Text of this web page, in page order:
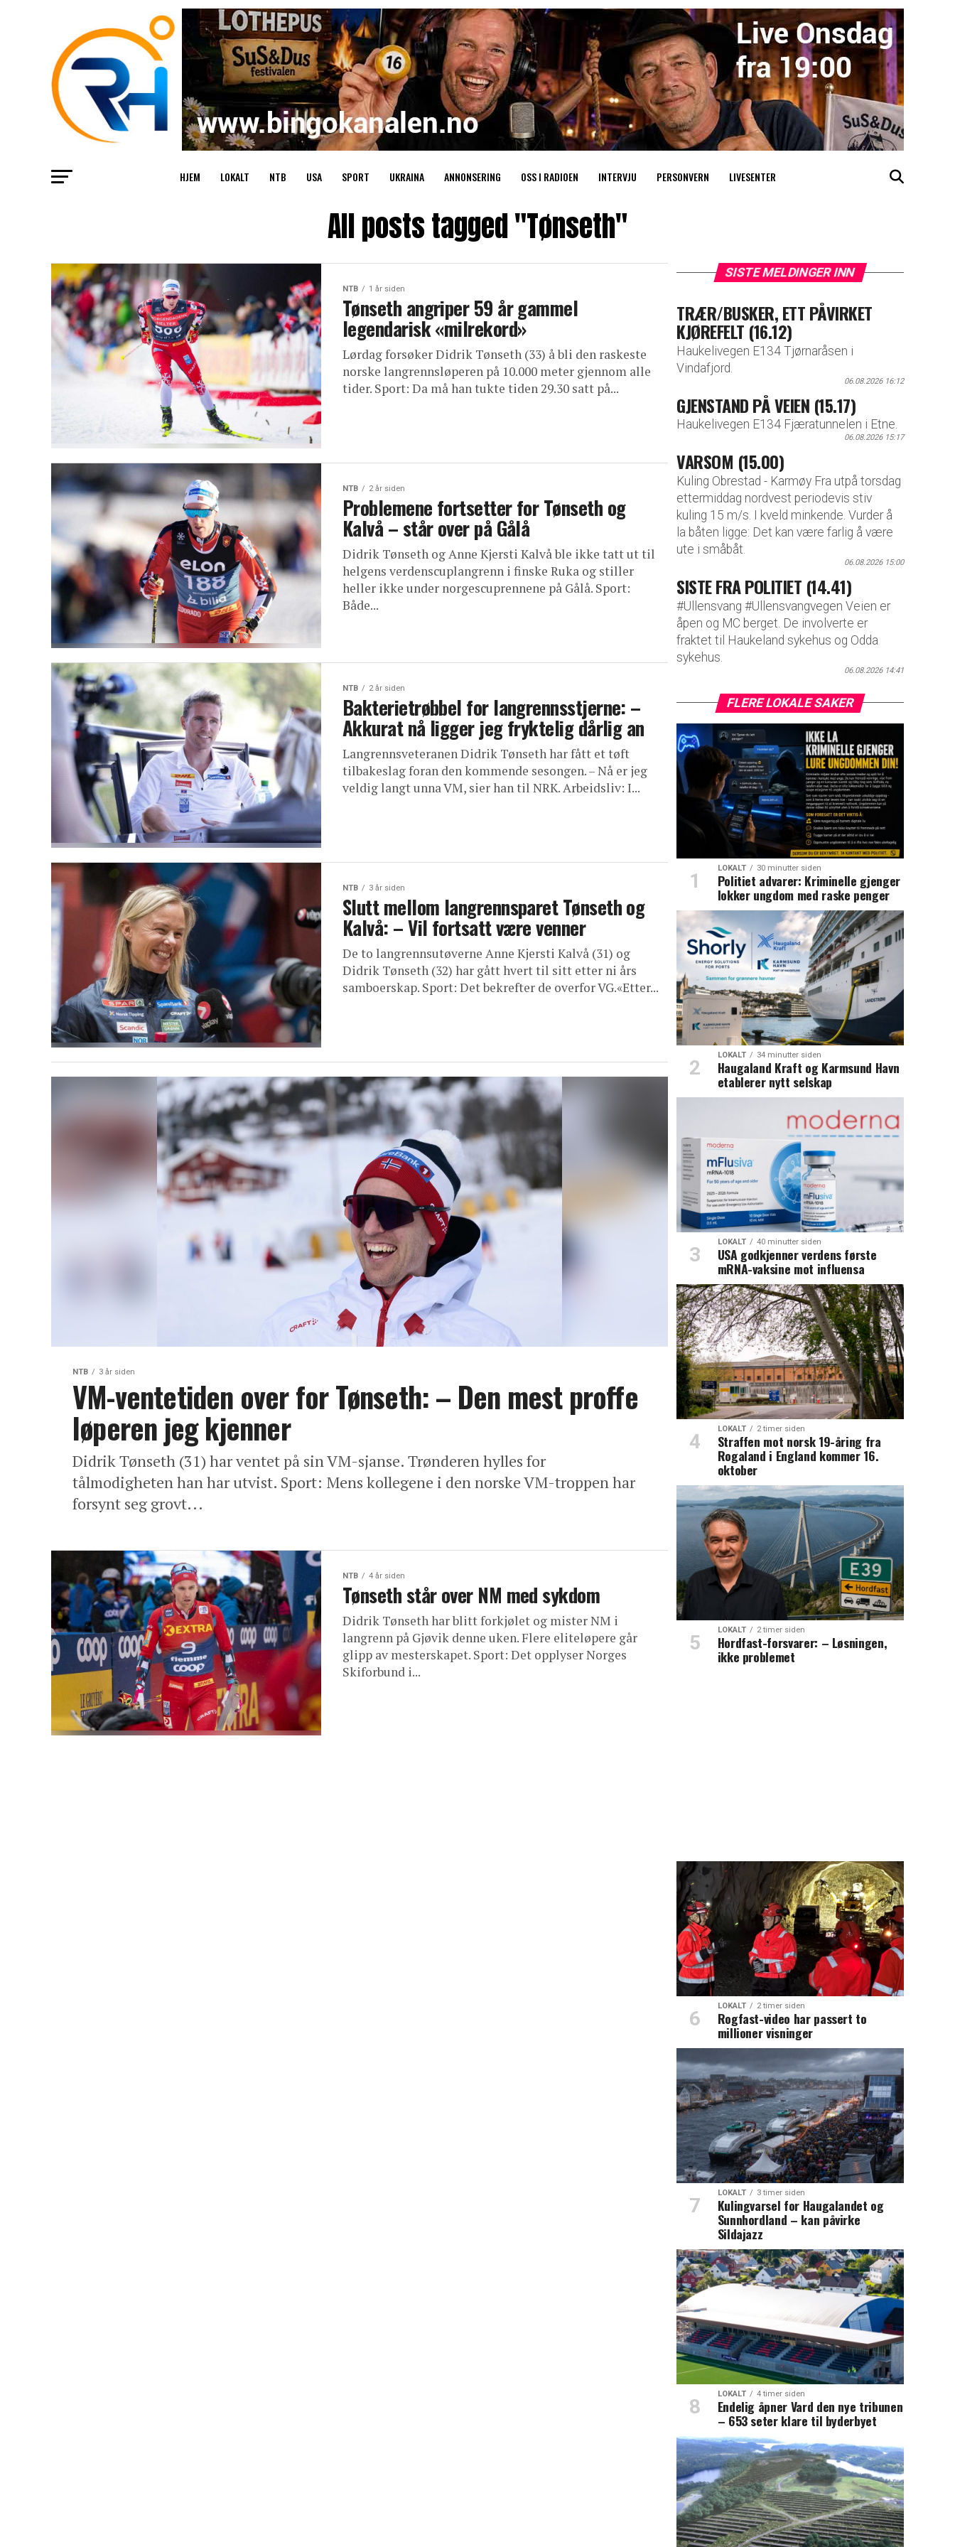
HJEM LOKALT NTB USA SPORT UKRAINA ANNONSERING OSS I RADIOEN INTERVJU PERSONVERN LIVESENTER
All posts tagged "Tønseth"
NTB 1 år siden
Tønseth angriper 59 år gammel
legendarisk «milrekord»
Lørdag forsøker Didrik Tønseth (33) å bli den raskeste
norske langrennsløperen på 10.000 meter gjennom alle
tider. Sport: Da må han tukte tiden 29.30 satt på...
NTB 2 år siden
Problemene fortsetter for Tønseth og
Kalvå – står over på Gålå
Didrik Tønseth og Anne Kjersti Kalvå ble ikke tatt ut til
helgens verdenscuplangrenn i finske Ruka og stiller
heller ikke under norgescuprennene på Gålå. Sport:
Både...
NTB 2 år siden
Bakterietrøbbel for langrennsstjerne: –
Akkurat nå ligger jeg fryktelig dårlig an
Langrennsveteranen Didrik Tønseth har fått et tøft
tilbakeslag foran den kommende sesongen. – Nå er jeg
veldig langt unna VM, sier han til NRK. Arbeidsliv: I...
NTB 3 år siden
Slutt mellom langrennsparet Tønseth og
Kalvå: – Vil fortsatt være venner
De to langrennsutøverne Anne Kjersti Kalvå (31) og
Didrik Tønseth (32) har gått hvert til sitt etter ni års
samboerskap. Sport: Det bekrefter de overfor VG.«Etter...
NTB 3 år siden
VM-ventetiden over for Tønseth: – Den mest proffe
løperen jeg kjenner
Didrik Tønseth (31) har ventet på sin VM-sjanse. Trønderen hylles for
tålmodigheten han har utvist. Sport: Mens kollegene i den norske VM-troppen har
forsynt seg grovt...
NTB 4 år siden
Tønseth står over NM med sykdom
Didrik Tønseth har blitt forkjølet og mister NM i
langrenn på Gjøvik denne uken. Flere eliteløpere går
glipp av mesterskapet. Sport: Det opplyser Norges
Skiforbund i...
SISTE MELDINGER INN
TRÆR/BUSKER, ETT PÅVIRKET
KJØREFELT (16.12)
Haukelivegen E134 Tjørnaråsen i
Vindafjord.
06.08.2026 16:12
GJENSTAND PÅ VEIEN (15.17)
Haukelivegen E134 Fjæratunnelen i Etne.
06.08.2026 15:17
VARSOM (15.00)
Kuling Obrestad - Karmøy Fra utpå torsdag
ettermiddag nordvest periodevis stiv
kuling 15 m/s. I kveld minkende. Vurder å
la båten ligge: Det kan være farlig å være
ute i småbåt.
06.08.2026 15:00
SISTE FRA POLITIET (14.41)
#Ullensvang #Ullensvangvegen Veien er
åpen og MC berget. De involverte er
fraktet til Haukeland sykehus og Odda
sykehus.
06.08.2026 14:41
FLERE LOKALE SAKER
LOKALT 30 minutter siden
Politiet advarer: Kriminelle gjenger
lokker ungdom med raske penger
LOKALT 34 minutter siden
Haugaland Kraft og Karmsund Havn
etablerer nytt selskap
LOKALT 40 minutter siden
USA godkjenner verdens første
mRNA-vaksine mot influensa
LOKALT 2 timer siden
Straffen mot norsk 19-åring fra
Rogaland i England kommer 16.
oktober
LOKALT 2 timer siden
Hordfast-forsvarer: – Løsningen,
ikke problemet
LOKALT 2 timer siden
Rogfast-video har passert to
millioner visninger
LOKALT 3 timer siden
Kulingvarsel for Haugalandet og
Sunnhordland – kan påvirke
Sildajazz
LOKALT 4 timer siden
Endelig åpner Vard den nye tribunen
– 653 seter klare til byderbyet